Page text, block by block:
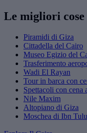
Le migliori
Piramidi di Giza
Cittadella del Cairo
Museo Egizio del
Trasferimento
Wadi El Rayan
Tour in barca con
Spettacoli con cena
Nile Maxim
Altopiano di Giza
Moschea di Ibn